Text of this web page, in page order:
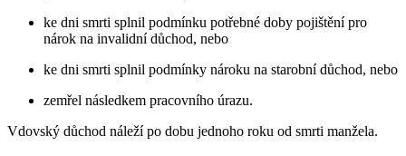
ke dni smrti splnil podmínku potřebné doby pojištění pro
nárok na invalidní důchod, nebo
ke dni smrti splnil podmínky nároku na starobní důchod, nebo
zemřel následkem pracovního úrazu.
Vdovský důchod náleží po dobu jednoho roku od smrti manžela.